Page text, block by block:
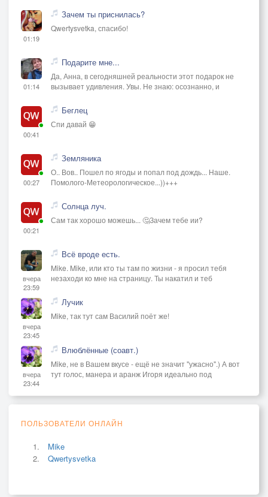
01:19
Зачем ты приснилась?
Qwertysvetka, спасибо!
01:14
Подарите мне...
Да, Анна, в сегодняшней реальности этот подарок не
вызывает удивления. Увы. Не знаю: осознанно, и
00:41
Беглец
Спи давай 😁
00:27
Земляника
О.. Вов.. Пошел по ягоды и попал под дождь... Наше.
Помолого-Метеорологическое...))+++
00:21
Солнца луч.
Сам так хорошо можешь... 🤔Зачем тебе ии?
вчера
23:59
Всё вроде есть.
Mike. Mike, или кто ты там по жизни - я просил тебя
незаходи ко мне на страницу. Ты накатил и теб
вчера
23:45
Лучик
Mike, так тут сам Василий поёт же!
вчера
23:44
Влюблённые (соавт.)
Mike, не в Вашем вкусе - ещё не значит "ужасно".) А вот
тут голос, манера и аранж Игоря идеально под
ПОЛЬЗОВАТЕЛИ ОНЛАЙН
Mike
Qwertysvetka